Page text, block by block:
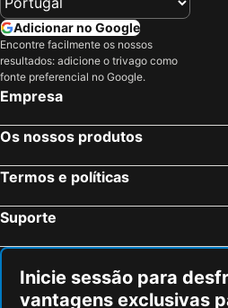
Adicionar no Google
Encontre facilmente os nossos
resultados: adicione o trivago como
fonte preferencial no Google.
Empresa
Os nossos produtos
Termos e políticas
Suporte
Inicie sessão para
vantagens exclusivas